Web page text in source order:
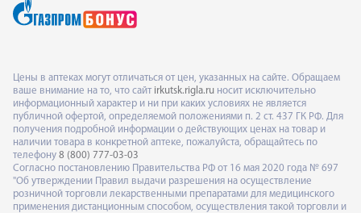
Цены в аптеках могут отличаться от цен, указанных на сайте. Обращаем
ваше внимание на то, что сайт irkutsk.rigla.ru носит исключительно
информационный характер и ни при каких условиях не является
публичной офертой, определяемой положениями п. 2 ст. 437 ГК РФ. Для
получения подробной информации о действующих ценах на товар и
наличии товара в конкретной аптеке, пожалуйста, обращайтесь по
телефону 8 (800) 777-03-03
Согласно постановлению Правительства РФ от 16 мая 2020 года № 697
"Об утверждении Правил выдачи разрешения на осуществление
розничной торговли лекарственными препаратами для медицинского
применения дистанционным способом, осуществления такой торговли и